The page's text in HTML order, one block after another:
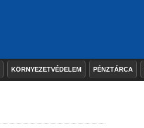
KÖRNYEZETVÉDELEM PÉNZTÁRCA